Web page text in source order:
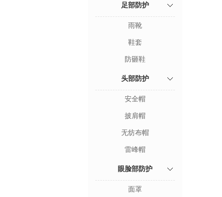
足部防护
雨靴
鞋套
防砸鞋
头部防护
安全帽
披肩帽
无纺布帽
雷峰帽
眼脸部防护
面罩